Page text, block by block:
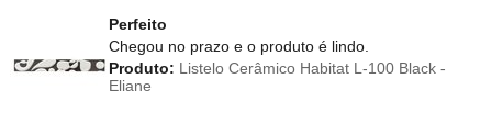
Perfeito
Chegou no prazo e o produto é lindo.
Produto: Listelo Cerâmico Habitat L-100 Black -
Eliane